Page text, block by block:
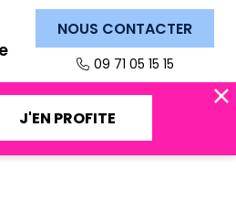
NOUS CONTACTER
09 71 05 15 15
J'EN PROFITE